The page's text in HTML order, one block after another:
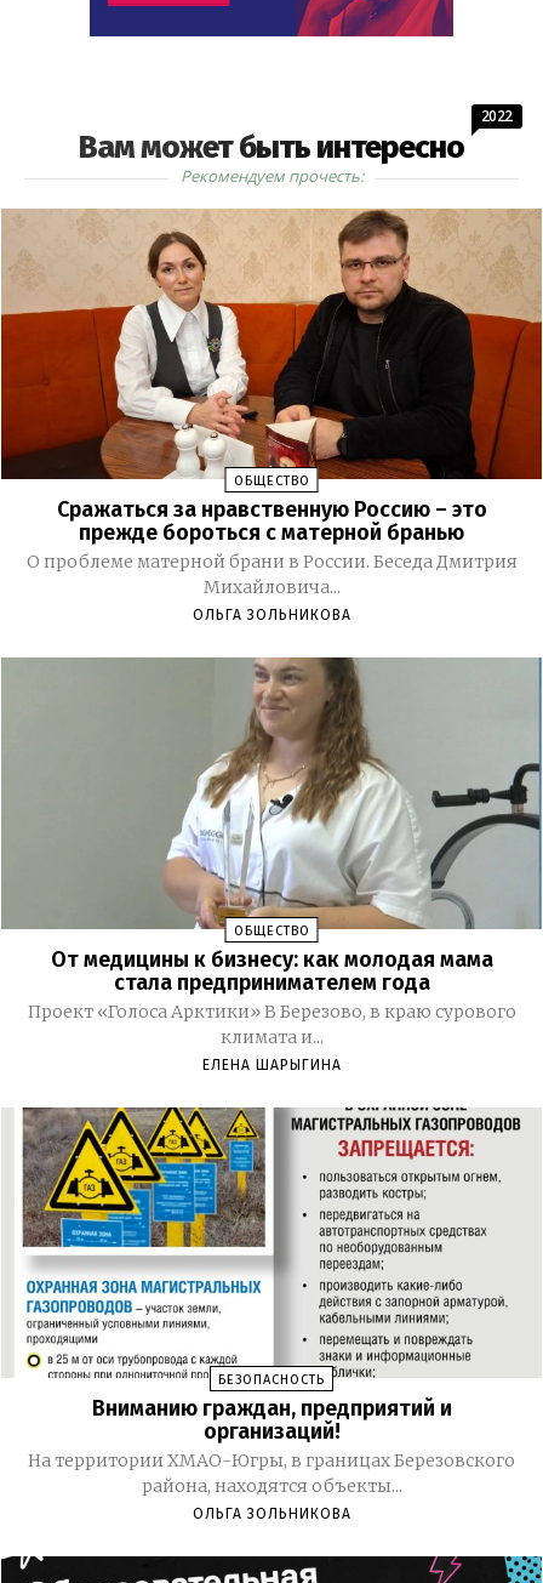
Вам может быть интересно
2022
Рекомендуем прочесть:
ОБЩЕСТВО
Сражаться за нравственную Россию – это
прежде бороться с матерной бранью
О проблеме матерной брани в России. Беседа Дмитрия
Михайловича...
ОЛЬГА ЗОЛЬНИКОВА
ОБЩЕСТВО
От медицины к бизнесу: как молодая мама
стала предпринимателем года
Проект «Голоса Арктики» В Березово, в краю сурового
климата и...
ЕЛЕНА ШАРЫГИНА
БЕЗОПАСНОСТЬ
Вниманию граждан, предприятий и
организаций!
На территории ХМАО-Югры, в границах Березовского
района, находятся объекты...
ОЛЬГА ЗОЛЬНИКОВА